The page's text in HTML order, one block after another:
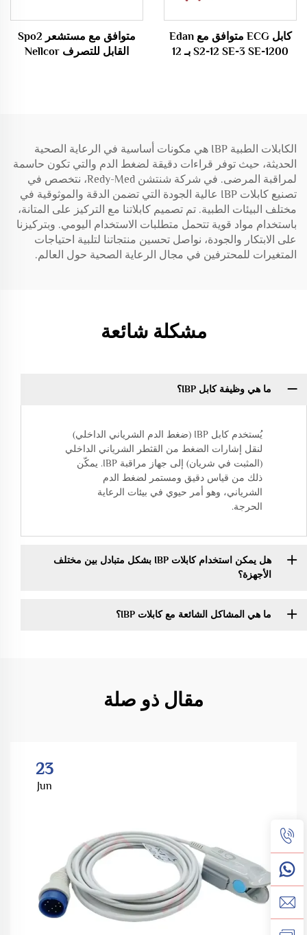
كابل ECG متوافق مع Edan
S2-12 SE-3 SE-1200 بـ 12
متوافق مع مستشعر Spo2
القابل للتصرف Nellcor
الكابلات الطبية IBP هي مكونات أساسية في الرعاية الصحية
الحديثة، حيث توفر قراءات دقيقة لضغط الدم والتي تكون حاسمة
لمراقبة المرضى. في شركة شنتشن Redy-Med، نتخصص في
تصنيع كابلات IBP عالية الجودة التي تضمن الدقة والموثوقية في
مختلف البيئات الطبية. تم تصميم كابلاتنا مع التركيز على المتانة،
باستخدام مواد قوية تتحمل متطلبات الاستخدام اليومي. وبتركيزنا
على الابتكار والجودة، نواصل تحسين منتجاتنا لتلبية احتياجات
المتغيرات للمحترفين في مجال الرعاية الصحية حول العالم.
مشكلة شائعة
ما هي وظيفة كابل IBP؟
يُستخدم كابل IBP (ضغط الدم الشرياني الداخلي)
لنقل إشارات الضغط من القثطر الشرياني الداخلي
(المثبت في شريان) إلى جهاز مراقبة IBP. يمكّن
ذلك من قياس دقيق ومستمر لضغط الدم
الشرياني، وهو أمر حيوي في بيئات الرعاية
الحرجة.
هل يمكن استخدام كابلات IBP بشكل متبادل بين مختلف
الأجهزة؟
ما هي المشاكل الشائعة مع كابلات IBP؟
مقال ذو صلة
23
Jun